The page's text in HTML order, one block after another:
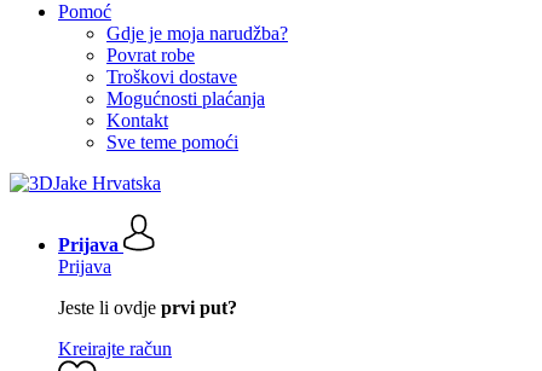
Pomoć
Gdje je moja narudžba?
Povrat robe
Troškovi dostave
Mogućnosti plaćanja
Kontakt
Sve teme pomoći
Prijava
Prijava
Jeste li ovdje prvi put?
Kreirajte račun